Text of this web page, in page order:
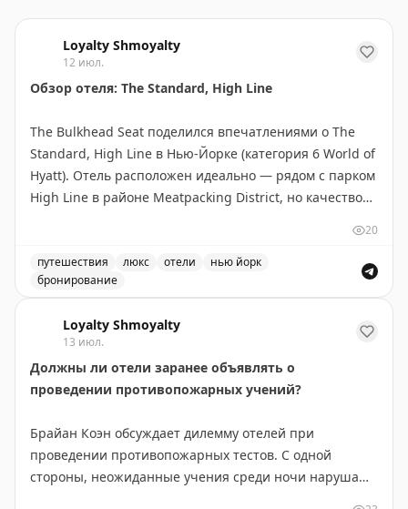
Loyalty Shmoyalty
12 июл.
Обзор отеля: The Standard, High Line
The Bulkhead Seat поделился впечатлениями о The
Standard, High Line в Нью-Йорке (категория 6 World of
Hyatt). Отель расположен идеально — рядом с парком
High Line в районе Meatpacking District, но качество
Queen (230 кв.м) оказался крошечным и устаревшим,
кровать неудобной, окна грязными. Персонал был
невежлив и невнимателен к гостям. Завтрак не был
$35 (отменен для Globalist) не указан на сайте. Автор
использовал бесплатный сертификат вместо 30 000
пойнтов и считает это хорошим решением, но не
рекомендует платить наличными ($772+налоги).
подхода к сервису.
The Bulkhead Seat|Original
20
путешествия люкс отели
нью йорк
бронирование
Loyalty Shmoyalty
13 июл.
Должны ли отели заранее объявлять о
проведении противопожарных учений?
Брайан Коэн обсуждает дилемму отелей при
проведении противопожарных тестов. С одной
стороны, неожиданные учения среди ночи нарушают